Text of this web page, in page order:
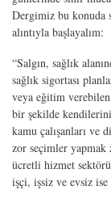
Dergimiz bu konuda
alıntıyla başlayalım:
“Salgın, sağlık
sağlık sigortası
veya eğitim
bir şekilde
kamu çalışanları ve
zor seçimler yapmak
ücretli hizmet
işçi, işsiz ve evsiz ise